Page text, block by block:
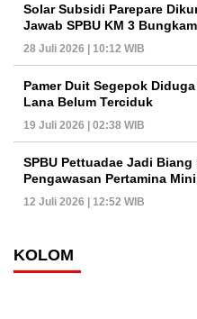
Solar Subsidi Parepare
Jawab SPBU KM 3 Bungkam
28 Juli 2026 | 10:12 WIB
Pamer Duit Segepok
Lana Belum Terciduk
19 Juli 2026 | 02:38 WIB
SPBU Pettuadae Jadi
Pengawasan Pertamina
12 Juli 2026 | 12:52 WIB
KOLOM